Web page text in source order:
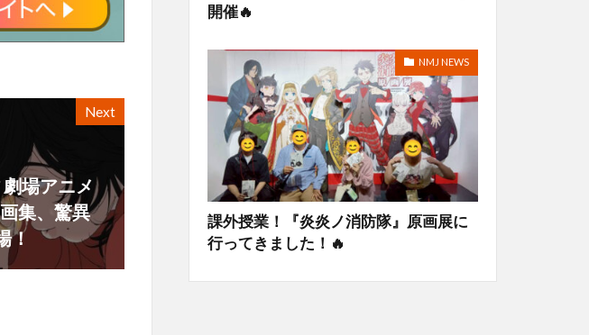
Next
場アニメ
集、驚異
！
開催🔥
NMJ NEWS
課外授業！『炎炎ノ消防隊』原画展に
行ってきました！🔥